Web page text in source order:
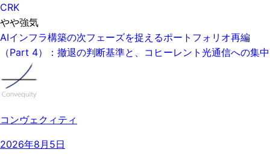
CRK
やや強気
AIインフラ構築の次フェーズを捉えるポートフォリオ再編
（Part 4）：撤退の判断基準と、コヒーレント光通信への集中
コンヴェクィティ
2026年8月5日